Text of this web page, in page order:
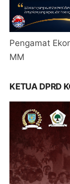
Pengamat
MM
KETUA DPRD